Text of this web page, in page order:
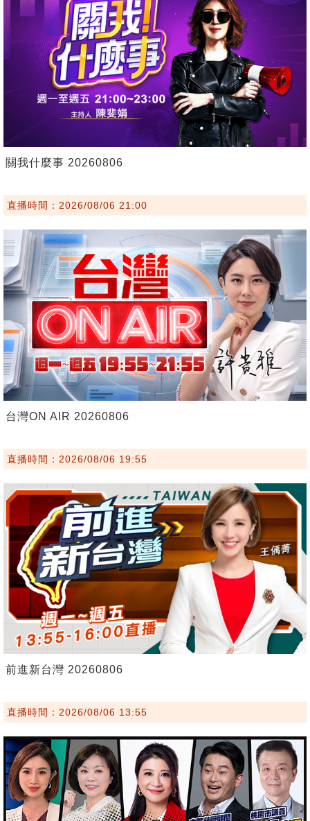
關我什麼事 20260806
直播時間：2026/08/06 21:00
台灣ON AIR 20260806
直播時間：2026/08/06 19:55
前進新台灣 20260806
直播時間：2026/08/06 13:55